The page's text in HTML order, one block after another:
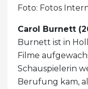
Foto: Fotos
Carol Burnett
Burnett ist in
Filme
Schauspielerin
Berufung kam,